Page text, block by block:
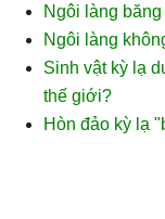
Ngôi làng
Ngôi làng
Sinh vật kỳ lạ
thế giới?
Hòn đảo kỳ lạ